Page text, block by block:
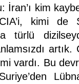
İran’ı kim
kimi de
türlü
artık.
vardı. Bu